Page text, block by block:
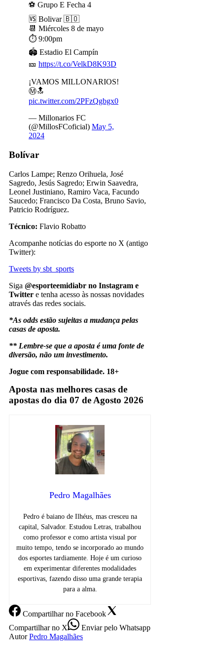
⚽️ Grupo E Fecha 4
🆚 Bolivar 🇧🇴
📆 Miércoles 8 de mayo
⏱ 9:00pm
🏟 Estadio El Campín
🎫 https://t.co/VelkD8K93D
¡VAMOS MILLONARIOS!
Ⓜ️🔝
pic.twitter.com/2PFzQgbgx0
— Millonarios FC
(@MillosFCoficial) May 5,
2024
Bolívar
Carlos Lampe; Renzo Orihuela, José
Sagredo, Jesús Sagredo; Erwin Saavedra,
Leonel Justiniano, Ramiro Vaca, Facundo
Saucedo; Francisco Da Costa, Bruno Savio,
Patricio Rodríguez.
Técnico: Flavio Robatto
Acompanhe notícias do esporte no X (antigo
Twitter):
Tweets by sbt_sports
Siga @esporteemidiabr no Instagram e
Twitter e tenha acesso às nossas novidades
através das redes sociais.
*As odds estão sujeitas a mudança pelas
casas de aposta.
** Lembre-se que a aposta é uma fonte de
diversão, não um investimento.
Jogue com responsabilidade. 18+
Aposta nas melhores casas de
apostas do dia 07 de Agosto 2026
Pedro Magalhães
Pedro é baiano de Ilhéus, mas cresceu na
capital, Salvador. Estudou Letras, trabalhou
como professor e como artista visual por
muito tempo, tendo se incorporado ao mundo
dos esportes tardiamente. Hoje é um curioso
em experimentar diferentes modalidades
esportivas, fazendo disso uma grande terapia
para a alma.
Compartilharno Facebook
Compartilharno X Enviarpelo Whatsapp
Autor Pedro Magalhães